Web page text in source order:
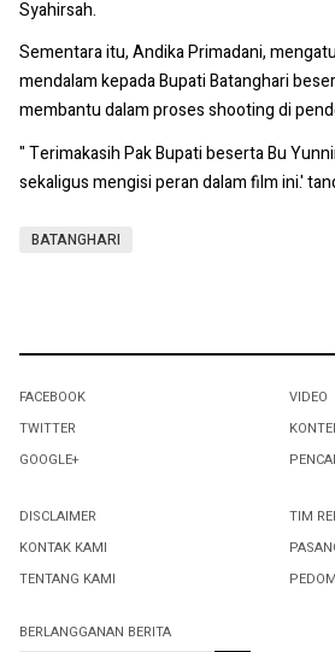
Syahirsah.
Sementara itu, Andika Primadani,
mendalam kepada Bupati Batanghari
membantu dalam proses shooting di
" Terimakasih Pak Bupati beserta Bu
sekaligus mengisi peran dalam film ini.'
BATANGHARI
FACEBOOK
TWITTER
GOOGLE+
VIDEO
DISCLAIMER
KONTAK KAMI
TENTANG KAMI
TIM
BERLANGGANAN BERITA